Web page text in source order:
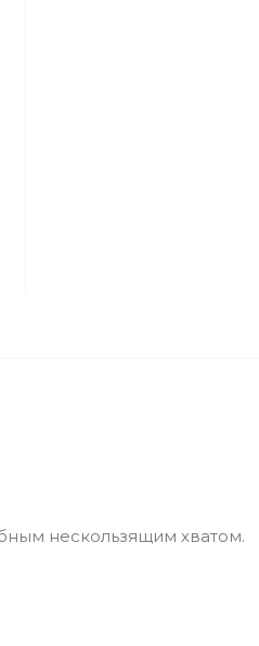
нескользящим хватом.